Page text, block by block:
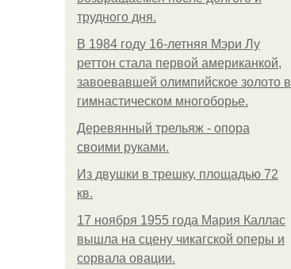
трудного дня.
В 1984 году 16-летняя Мэри Лу
реттон стала первой американкой,
завоевавшей олимпийское золото в
гимнастическом многоборье.
Деревянный трельяж - опора
своими руками.
Из двушки в трешку, площадью 72
кв.
17 ноября 1955 года Мария Каллас
вышла на сцену чикагской оперы и
сорвала овации.